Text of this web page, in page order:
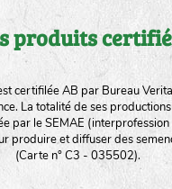
produits
certifilée AB par Bureau
La totalité de ses
par le SEMAE (interprofession
produire et diffuser des
(Carte n° C3 - 035502).